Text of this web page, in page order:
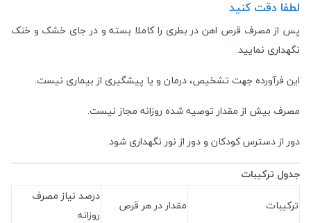
لطفا دقت کنید
پس از مصرف قرص اهن در بطری را کاملا بسته و در جای خشک و خنک
نگهداری نمایید.
این فرآورده جهت تشخیص، درمان و یا پیشگیری از بیماری نیست.
مصرف بیش از مقدار توصیه شده روزانه مجاز نیست.
دور از دسترس کودکان و دور از نور نگهداری شود.
جدول ترکیبات
ترکیبات
مقدار در هر قرص
درصد نیاز مصرف
روزانه